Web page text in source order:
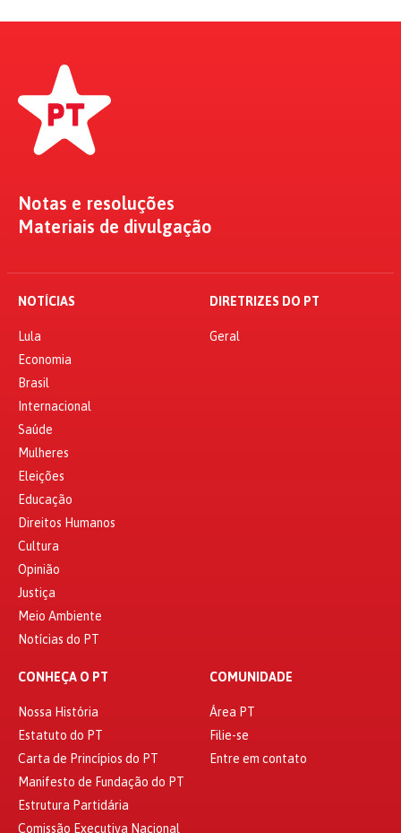
Notas e resoluções
Materiais de divulgação
NOTÍCIAS
Lula
Economia
Brasil
Internacional
Saúde
Mulheres
Eleições
Educação
Direitos Humanos
Cultura
Opinião
Justiça
Meio Ambiente
Notícias do PT
DIRETRIZES DO PT
Geral
CONHEÇA O PT
Nossa História
Estatuto do PT
Carta de Princípios do PT
Manifesto de Fundação do PT
Estrutura Partidária
Comissão Executiva Nacional
COMUNIDADE
Área PT
Filie-se
Entre em contato